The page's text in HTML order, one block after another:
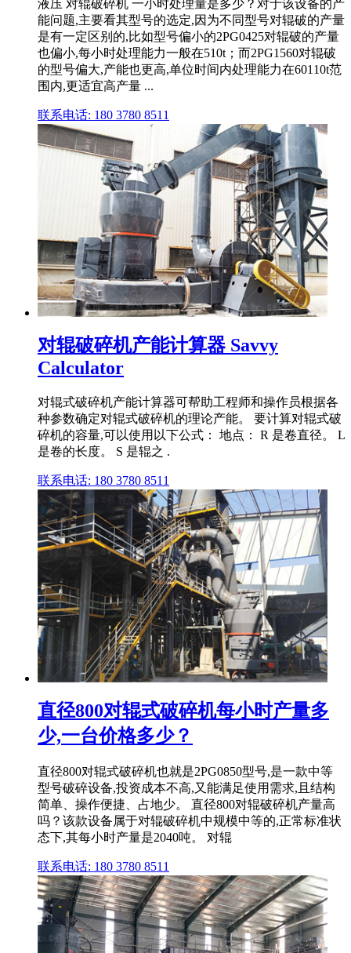
液压 对辊破碎机 一小时处理量是多少？对于该设备的产
能问题,主要看其型号的选定,因为不同型号对辊破的产量
是有一定区别的,比如型号偏小的2PG0425对辊破的产量
也偏小,每小时处理能力一般在510t；而2PG1560对辊破
的型号偏大,产能也更高,单位时间内处理能力在60110t范
围内,更适宜高产量 ...
联系电话: 180 3780 8511
对辊破碎机产能计算器 Savvy
Calculator
对辊式破碎机产能计算器可帮助工程师和操作员根据各
种参数确定对辊式破碎机的理论产能。 要计算对辊式破
碎机的容量,可以使用以下公式： 地点： R 是卷直径。 L
是卷的长度。 S 是辊之 .
联系电话: 180 3780 8511
直径800对辊式破碎机每小时产量多
少,一台价格多少？
直径800对辊式破碎机也就是2PG0850型号,是一款中等
型号破碎设备,投资成本不高,又能满足使用需求,且结构
简单、操作便捷、占地少。 直径800对辊破碎机产量高
吗？该款设备属于对辊破碎机中规模中等的,正常标准状
态下,其每小时产量是2040吨。 对辊
联系电话: 180 3780 8511